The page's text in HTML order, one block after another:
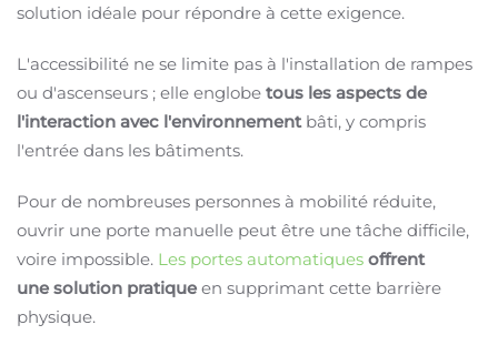
solution idéale pour répondre à cette exigence.
L'accessibilité ne se limite pas à l'installation de rampes
ou d'ascenseurs ; elle englobe tous les aspects de
l'interaction avec l'environnementbâti, y compris
l'entrée dans les bâtiments.
Pour de nombreuses personnes à mobilité réduite,
ouvrir une porte manuelle peut être une tâche difficile,
voire impossible. Les portes automatiques offrent
une solution pratique en supprimant cette barrière
physique.